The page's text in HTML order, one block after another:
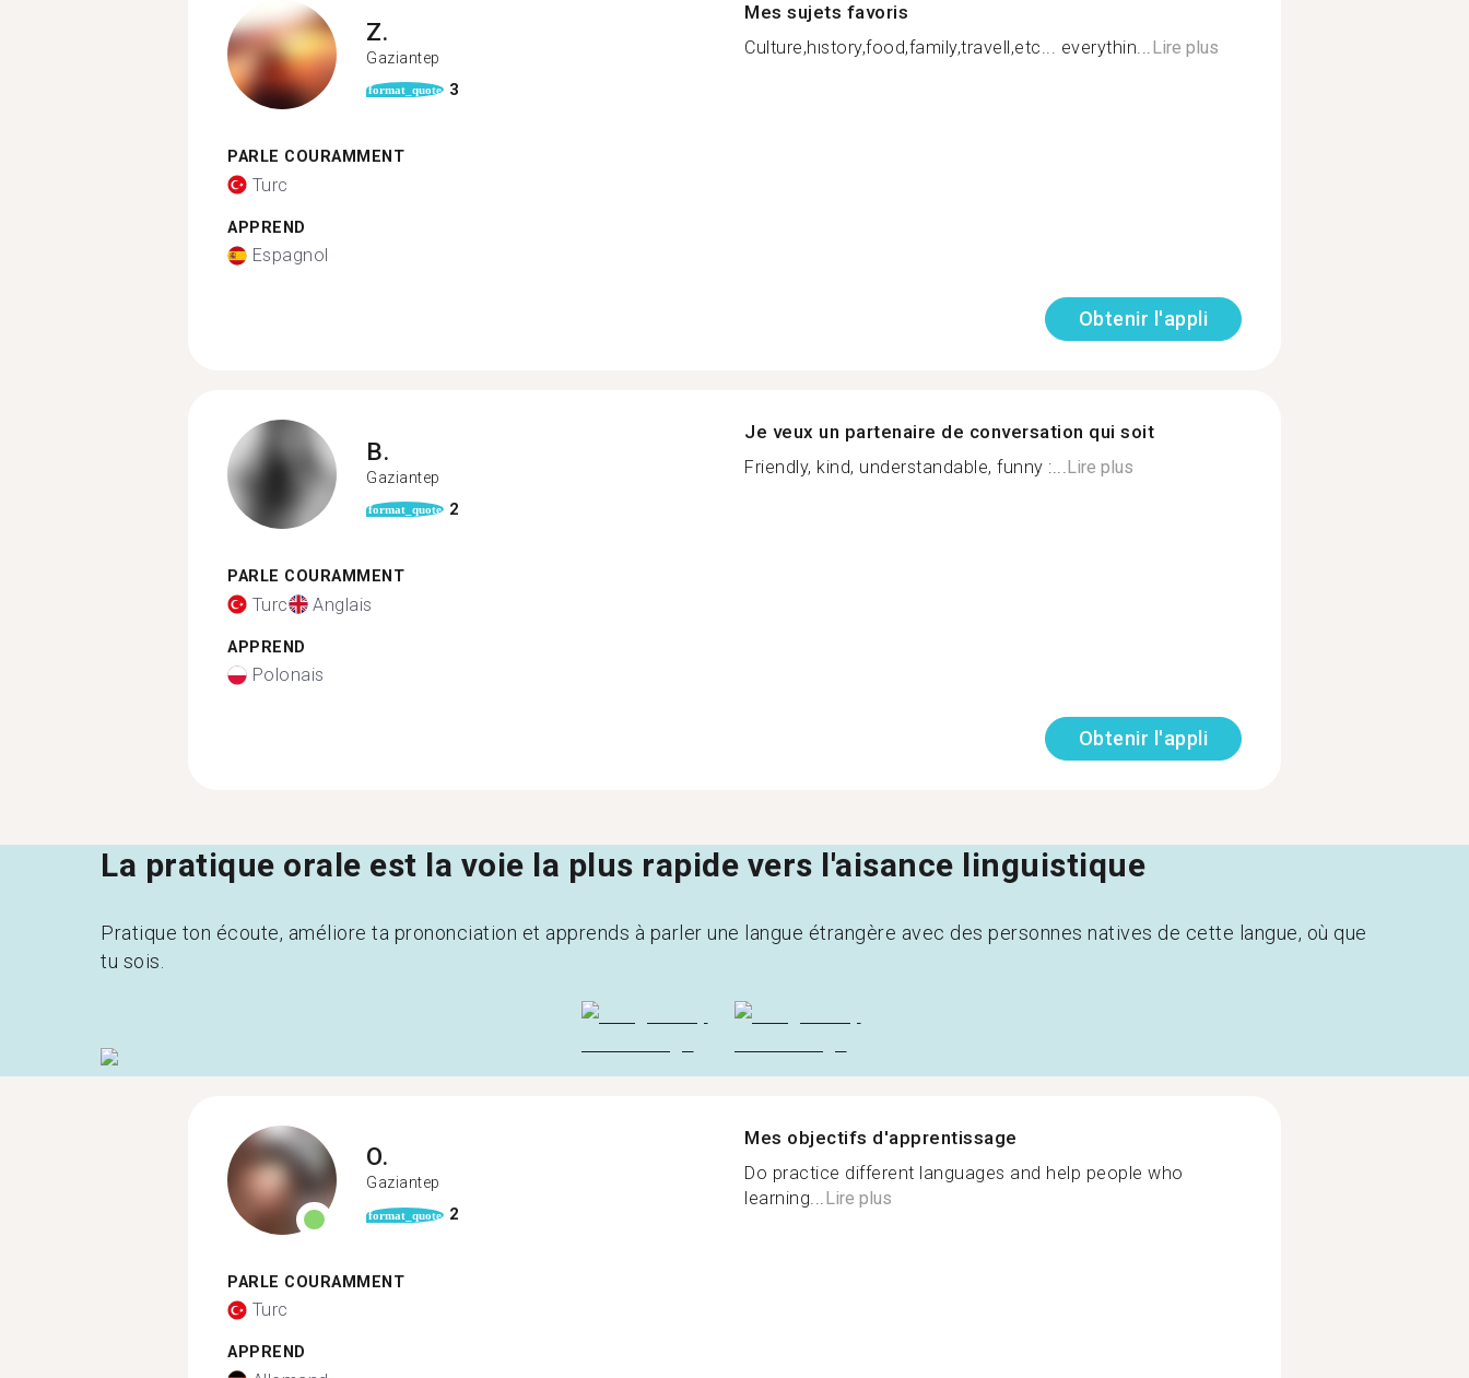
Z.
Gaziantep
format_quote 3
PARLE COURAMMENT
Turc
APPREND
Espagnol
Mes sujets favoris
Culture,hıstory,food,family,travell,etc... everythin...Lire plus
Obtenir l'appli
B.
Gaziantep
format_quote 2
PARLE COURAMMENT
Turc Anglais
APPREND
Polonais
Je veux un partenaire de conversation qui soit
Friendly, kind, understandable, funny :...Lire plus
Obtenir l'appli
La pratique orale est la voie la plus rapide vers l'aisance linguistique
Pratique ton écoute, améliore ta prononciation et apprends à parler une langue étrangère avec des personnes natives de cette langue, où que
tu sois.
O.
Gaziantep
format_quote 2
PARLE COURAMMENT
Turc
APPREND
Mes objectifs d'apprentissage
Do practice different languages and help people who
learning... Lire plus